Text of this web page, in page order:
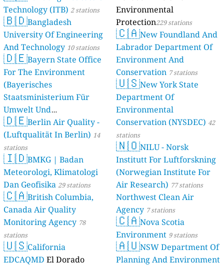
Technology (ITB) 2 stations
🇧🇩Bangladesh
University Of Engineering
And Technology 10 stations
🇩🇪Bayern State Office
For The Environment
(Bayerisches
Staatsministerium Für
Umwelt Und
Verbraucherschutz) - LfU
46 stations
🇩🇪Berlin Air Quality -
(Luftqualität In Berlin) 14
stations
🇮🇩BMKG | Badan
Meteorologi, Klimatologi
Dan Geofisika 29 stations
🇨🇦British Columbia,
Canada Air Quality
Monitoring Agency 78
stations
🇺🇸California
EDCAQMD El Dorado
Environmental
Protection229 stations
🇨🇦New Foundland And
Labrador Department Of
Environment And
Conservation 7 stations
🇺🇸New York State
Department Of
Environmental
Conservation (NYSDEC) 42
stations
🇳🇴NILU - Norsk
Institutt For Luftforskning
(Norwegian Institute For
Air Research) 77 stations
Northwest Clean Air
Agency 7 stations
🇨🇦Nova Scotia
Environment 9 stations
🇦🇺NSW Department Of
Planning And Environment